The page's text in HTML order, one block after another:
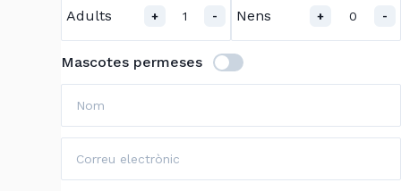
Adults + 1 - Nens + 0 -
Mascotes permeses